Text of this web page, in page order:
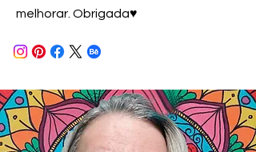
melhorar. Obrigada♥